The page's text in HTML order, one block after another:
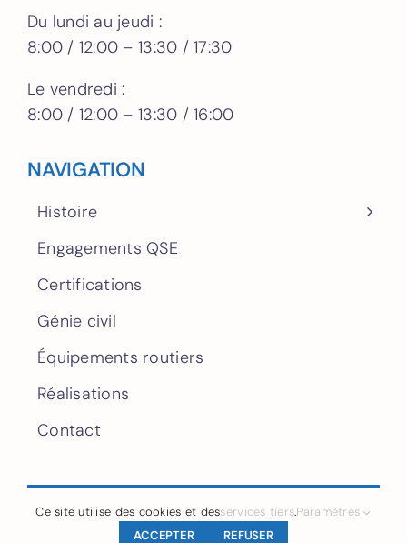
Du lundi au jeudi :
8:00 / 12:00 – 13:30 / 17:30
Le vendredi :
8:00 / 12:00 – 13:30 / 16:00
NAVIGATION
Histoire
Engagements QSE
Certifications
Génie civil
Équipements routiers
Réalisations
Contact
2026. Réalisation :NEXAGO. Mentions légales.
Ce site utilise des cookies et desservices tiers.Paramètres
ACCEPTER
REFUSER